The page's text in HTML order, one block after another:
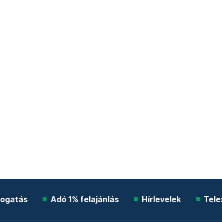
Adó 1% felajánlás Hírlevelek